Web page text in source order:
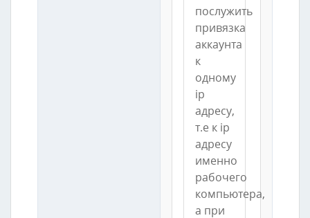
послужить
привязка
аккаунта
к
одному
ip
адресу,
т.е к ip
адресу
именно
рабочего
компьютера,
а при